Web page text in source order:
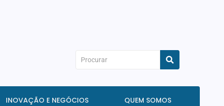
INOVAÇÃO E NEGÓCIOS QUEM SOMOS